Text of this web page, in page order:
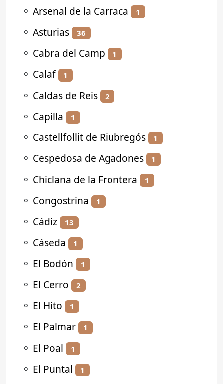
⚬ Arsenal de la Carraca 1
⚬ Asturias 36
⚬ Cabra del Camp 1
⚬ Calaf 1
⚬ Caldas de Reis 2
⚬ Capilla 1
⚬ Castellfollit de Riubregós 1
⚬ Cespedosa de Agadones 1
⚬ Chiclana de la Frontera 1
⚬ Congostrina 1
⚬ Cádiz 13
⚬ Cáseda 1
⚬ El Bodón 1
⚬ El Cerro 2
⚬ El Hito 1
⚬ El Palmar 1
⚬ El Poal 1
⚬ El Puntal 1